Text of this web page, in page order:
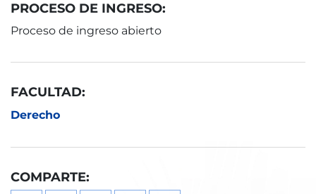
PROCESO DE INGRESO:
Proceso de ingreso abierto
FACULTAD:
Derecho
COMPARTE: